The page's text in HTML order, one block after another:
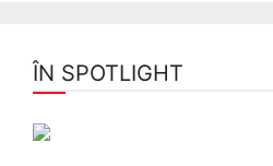
ÎN SPOTLIGHT